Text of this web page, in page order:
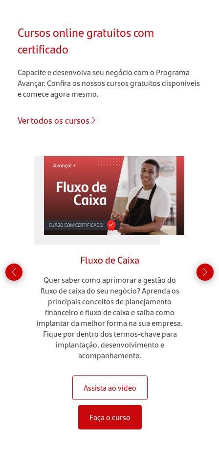
Cursos online gratuitos com
certificado
Capacite e desenvolva seu negócio com o Programa
Avançar. Confira os nossos cursos gratuitos disponíveis
e comece agora mesmo.
Ver todos os cursos
Fluxo de Caixa
Quer saber como aprimorar a gestão do
fluxo de caixa do seu negócio? Aprenda os
principais conceitos de planejamento
financeiro e fluxo de caixa e saiba como
implantar da melhor forma na sua empresa.
Fique por dentro dos termos-chave para
implantação, desenvolvimento e
acompanhamento.
Assista ao vídeo
Faça o curso